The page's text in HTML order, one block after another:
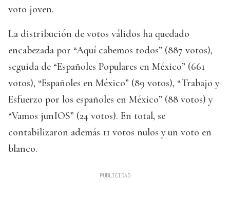
voto joven.
La distribución de votos válidos ha quedado
encabezada por “Aquí cabemos todos” (887 votos),
seguida de “Españoles Populares en México” (661
votos), “Españoles en México” (89 votos), “Trabajo y
Esfuerzo por los españoles en México” (88 votos) y
“Vamos junIOS” (24 votos). En total, se
contabilizaron además 11 votos nulos y un voto en
blanco.